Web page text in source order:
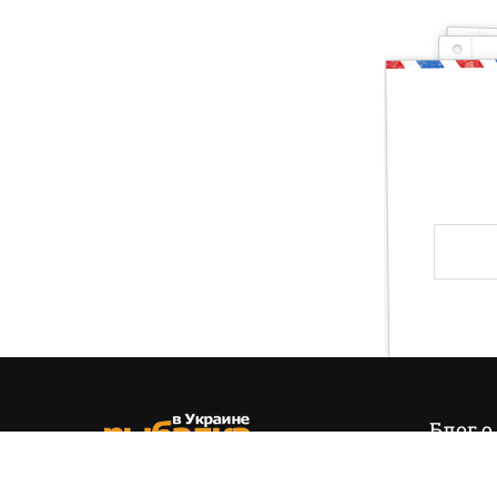
Блог
Ты — рыбак,
Друг, тогда предлагаю тебе проверить свои
и хвала! Слава твоя навсегда останется на